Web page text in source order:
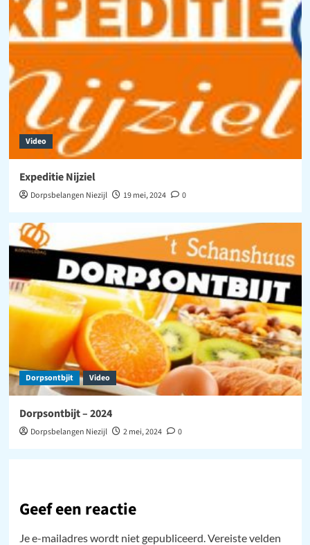
Video
Expeditie Nijziel
Dorpsbelangen Niezijl 19 mei, 2024 0
Dorpsontbjit Video
Dorpsontbijt – 2024
Dorpsbelangen Niezijl 2 mei, 2024 0
Geef een reactie
Je e-mailadres wordt niet gepubliceerd. Vereiste velden